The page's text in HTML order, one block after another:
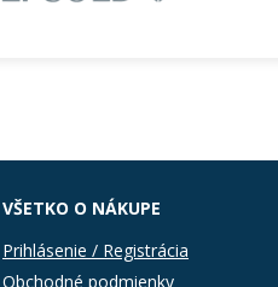
VŠETKO O NÁKUPE
Prihlásenie / Registrácia
Obchodné podmienky